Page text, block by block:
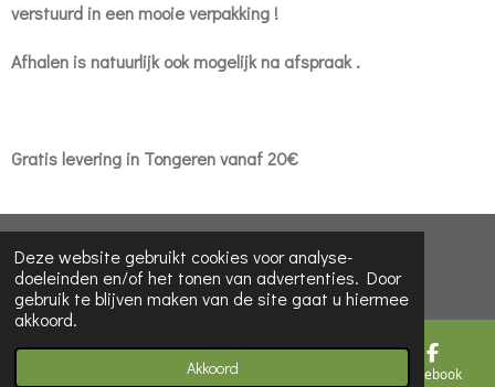
Deze website gebruikt cookies voor analyse-
doeleinden en/of het tonen van advertenties. Door
gebruik te blijven maken van de site gaat u hiermee
akkoord.
Akkoord
verstuurd in een mooie verpakking !
Afhalen is natuurlijk ook mogelijk na afspraak .
Gratis levering in Tongeren vanaf 20€
© 2022 - 2026 KadoWonderLand
Powered byJouwWeb
Telefoonnummer Facebook